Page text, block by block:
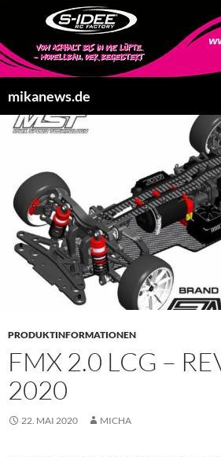
mikanews.de
PRODUKTINFORMATIONEN
FMX 2.0 LCG –
2020
22. MAI 2020 MICHA